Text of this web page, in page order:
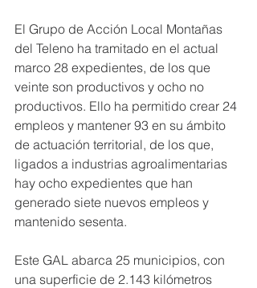
El Grupo de Acción Local Montañas
del Teleno ha tramitado en el actual
marco 28 expedientes, de los que
veinte son productivos y ocho no
productivos. Ello ha permitido crear 24
empleos y mantener 93 en su ámbito
de actuación territorial, de los que,
ligados a industrias agroalimentarias
hay ocho expedientes que han
generado siete nuevos empleos y
mantenido sesenta.
Este GAL abarca 25 municipios, con
una superficie de 2.143 kilómetros